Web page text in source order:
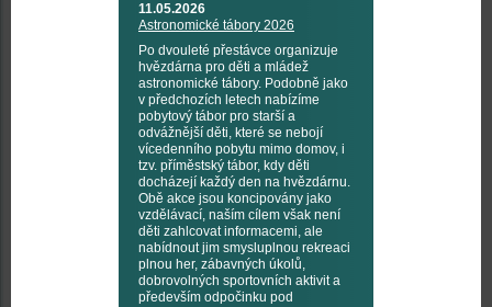
11.05.2026
Astronomické tábory 2026
Po dvouleté přestávce organizuje
hvězdárna pro děti a mládež
astronomické tábory. Podobně jako
v předchozích letech nabízíme
pobytový tábor pro starší a
odvážnější děti, které se nebojí
vícedenního pobytu mimo domov, i
tzv. příměstský tábor, kdy děti
docházejí každý den na hvězdárnu.
Obě akce jsou koncipovány jako
vzdělávací, naším cílem však není
děti zahlcovat informacemi, ale
nabídnout jim smysluplnou rekreaci
plnou her, zábavných úkolů,
dobrovolných sportovních aktivit a
především odpočinku pod